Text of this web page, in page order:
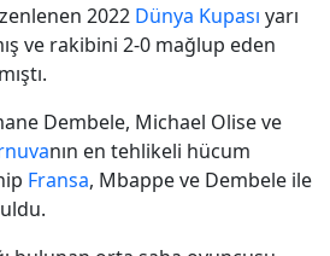
2022 Dünya Kupası yarı
ve rakibini 2-0 mağlup eden
Dembele, Michael Olise ve
nın en tehlikeli hücum
Fransa, Mbappe ve Dembele ile